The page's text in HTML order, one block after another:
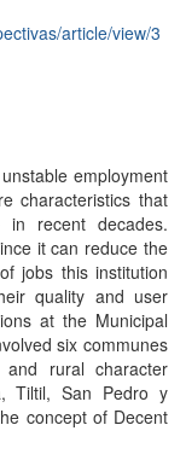
article/view/3
employment
characteristics that
recent decades.
it can reduce the
jobs this institution
quality and user
at the Municipal
six communes
rural character
Tiltil, San Pedro y
concept of Decent